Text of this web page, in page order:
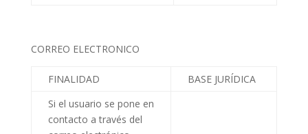
CORREO ELECTRONICO
FINALIDAD
BASE JURÍDICA
Si el usuario se pone en
contacto a través del